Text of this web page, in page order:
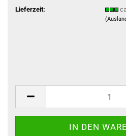
Lieferzeit: